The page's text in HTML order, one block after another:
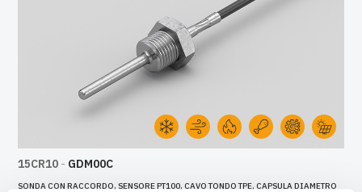
15CR10 - GDM00C
SONDA CON RACCORDO, SENSORE PT100, CAVO TONDO TPE, CAPSULA DIAMETRO